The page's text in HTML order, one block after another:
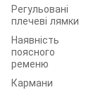
Регульовані
плечеві лямки
Наявність
поясного
ременю
Кармани